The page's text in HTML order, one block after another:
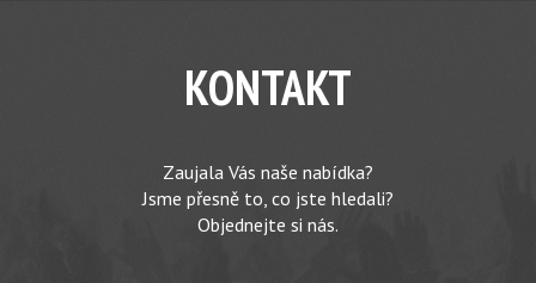
KONTAKT
Zaujala Vás naše nabídka?
Jsme přesně to, co jste hledali?
Objednejte si nás.